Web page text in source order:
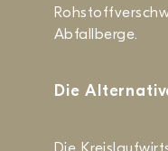
Abfallberge.
Die